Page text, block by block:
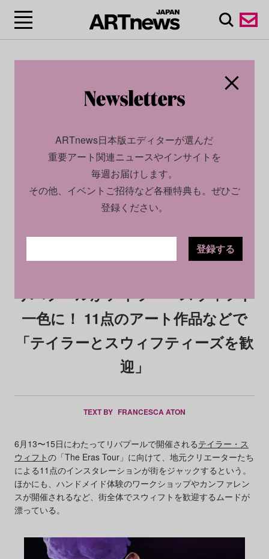
2024.05.23
リバプールがテイラー・スウィフト
一色に！ 11点のアート作品などで
「テイラーとスウィフティーズを歓
迎」
TEXT BY FRANCESCA ATON
6月13〜15日にわたってリバプールで開催されるテイラー・ス
ウィフトの「The Eras Tour」に向けて、地元クリエーターたち
による11点のインスタレーションが街をジャックするという。
ほかにも、ハンドメイド体験のワークショップやカンファレン
スが開催されるなど、街全体でスウィフトを歓迎するムードが
漂っている。
ARTnews日本版エディターが選んだ
重要アート関連ニュースやインサイトを
毎週お届けします。
その他、イベントご招待など各種特典も。ぜひご
登録ください。
登録する